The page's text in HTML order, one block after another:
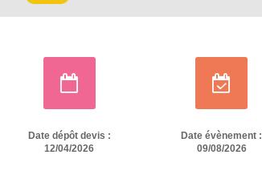
Date dépôt devis :
12/04/2026
Date évènement :
09/08/2026